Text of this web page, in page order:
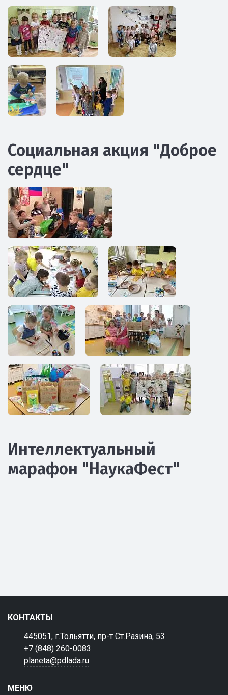
Социальная акция "Доброе
сердце"
Интеллектуальный
марафон "НаукаФест"
КОНТАКТЫ
445051, г.Тольятти, пр-т Ст.Разина, 53
+7 (848) 260-0083
planeta@pdlada.ru
МЕНЮ